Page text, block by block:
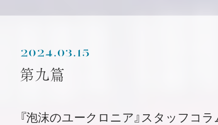
2024.03.15
第九篇
『泡沫のユークロニア』スタッフコ